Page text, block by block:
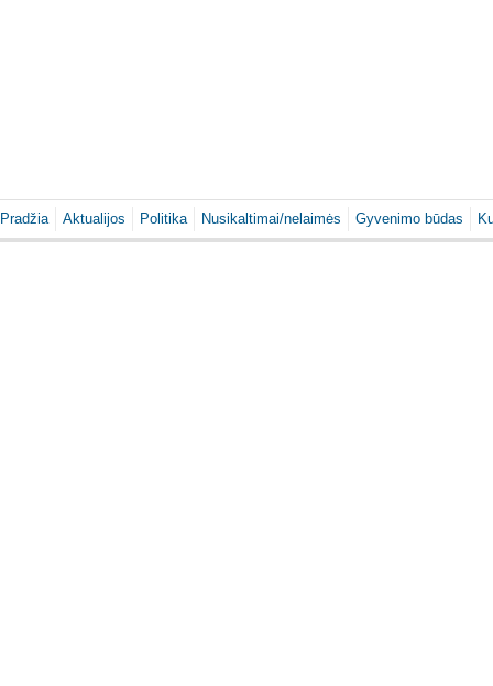
Pradžia Aktualijos Politika Nusikaltimai/nelaimės Gyvenimo būdas